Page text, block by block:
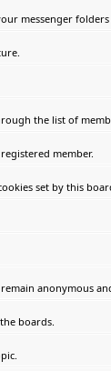
messenger
the list of
member.
set by this
anonymous
boards.